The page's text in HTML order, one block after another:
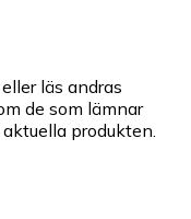
läs andras
de som lämnar
produkten.